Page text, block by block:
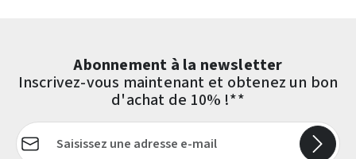
Abonnement à la newsletter
Inscrivez-vous maintenant et obtenez un bon
d'achat de 10% !**
Adresse e-mail*